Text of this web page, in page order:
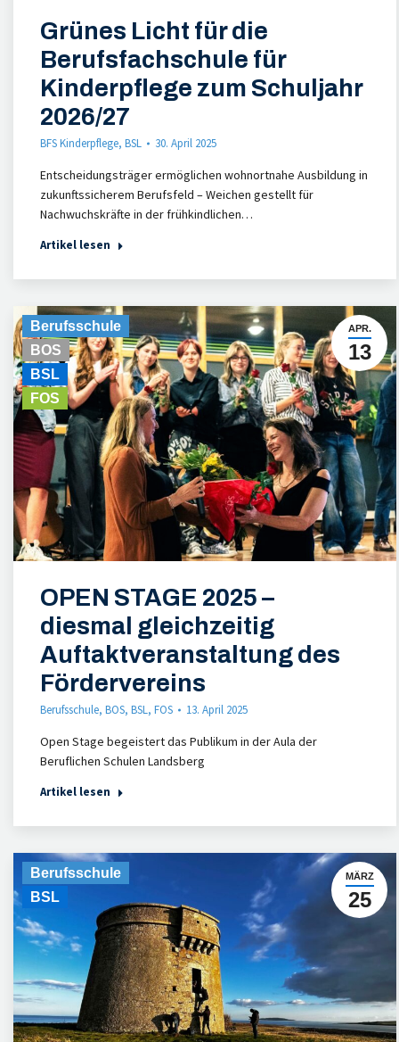
Grünes Licht für die
Berufsfachschule für
Kinderpflege zum Schuljahr
2026/27
BFS Kinderpflege, BSL 30. April 2025
Entscheidungsträger ermöglichen wohnortnahe Ausbildung in
zukunftssicherem Berufsfeld – Weichen gestellt für
Nachwuchskräfte in der frühkindlichen…
Artikel lesen
APR.
13
Berufsschule
BOS
BSL
FOS
OPEN STAGE 2025 –
diesmal gleichzeitig
Auftaktveranstaltung des
Fördervereins
Berufsschule, BOS, BSL, FOS 13. April 2025
Open Stage begeistert das Publikum in der Aula der
Beruflichen Schulen Landsberg
Artikel lesen
MÄRZ
25
Berufsschule
BSL